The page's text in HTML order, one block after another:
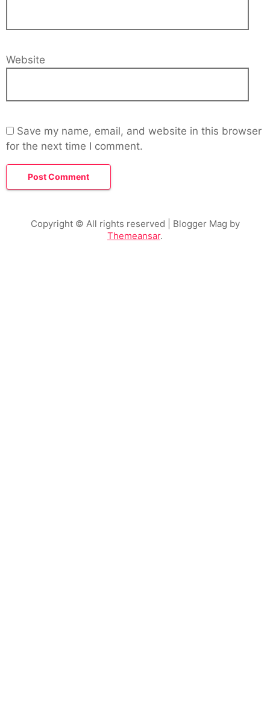
Website
Save my name, email, and website in this browser
for the next time I comment.
Copyright © All rights reserved | Blogger Mag by
Themeansar.